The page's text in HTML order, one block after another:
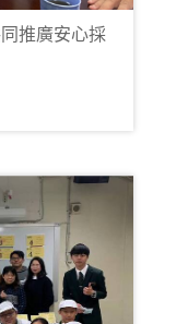
推廣安心採